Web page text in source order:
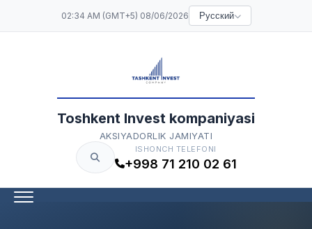
02:34 AM (GMT+5) 08/06/2026 Русский
Toshkent Invest kompaniyasi
AKSIYADORLIK JAMIYATI
ISHONCH TELEFONI
+998 71 210 02 61